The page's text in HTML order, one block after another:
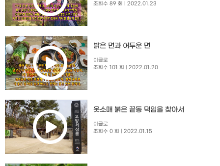
조회수 89 회
| 2022.01.23
밝은 면과 어두운 면
이금로
조회수 101 회
| 2022.01.20
옷소매 붉은 끝동 덕임을 찾아서
이금로
조회수 0 회
| 2022.01.15